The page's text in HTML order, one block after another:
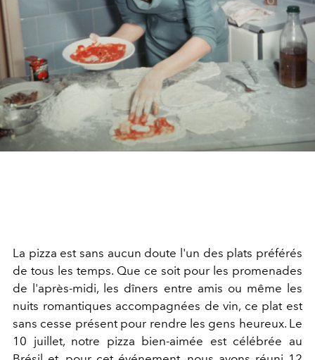
La pizza est sans aucun doute l'un des plats préférés
de tous les temps. Que ce soit pour les promenades
de l'après-midi, les dîners entre amis ou même les
nuits romantiques accompagnées de vin, ce plat est
sans cesse présent pour rendre les gens heureux. Le
10 juillet, notre pizza bien-aimée est célébrée au